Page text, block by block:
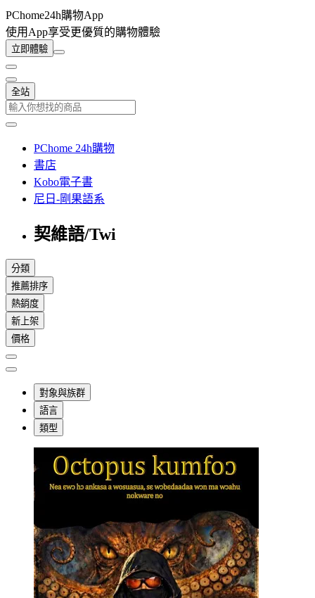
PChome24h購物App
使用App享受更優質的購物體驗
立即體驗
全站
PChome 24h購物
書店
Kobo電子書
尼日-剛果語系
契維語/Twi
分類
推薦排序
熱銷度
新上架
價格
對象與族群
語言
類型